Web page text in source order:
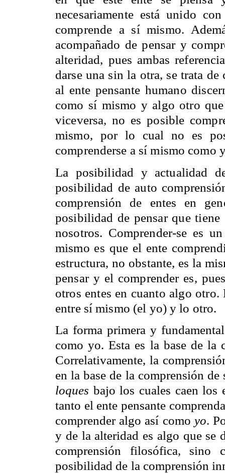
necesariamente está unido
comprende a sí mismo.
acompañado de pensar y
alteridad, pues ambas
darse una sin la otra, se trata
al ente pensante humano
como sí mismo y algo otro
viceversa, no es posible
mismo, por lo cual no es
comprenderse a sí mismo como
La posibilidad y actualidad
posibilidad de auto
comprensión de entes en
posibilidad de pensar que tiene
nosotros. Comprender-se es
mismo es que el ente
estructura, no obstante, es la
pensar y el comprender es,
otros entes en cuanto algo otro.
entre sí mismo (el yo) y lo otro.
La forma primera y
como yo. Esta es la base de
Correlativamente, la
en la base de la comprensión de
loques bajo los cuales caen los
tanto el ente pensante
comprender algo así como yo.
y de la alteridad es algo que se
comprensión filosófica, sino
posibilidad de la comprensión